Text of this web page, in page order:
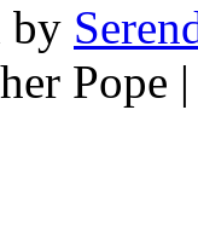
by
Pope |